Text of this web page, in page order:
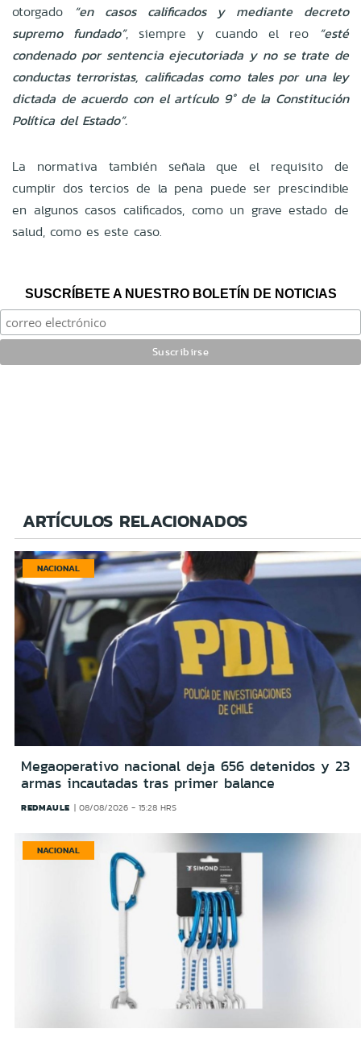
otorgado “en casos calificados y mediante decreto
supremo fundado”, siempre y cuando el reo“esté
condenado por sentencia ejecutoriada y no se trate de
conductas terroristas, calificadas como tales por una ley
dictada de acuerdo con el artículo 9° de la Constitución
Política del Estado”.
La normativa también señala que el requisito de
cumplir dos tercios de la pena puede ser prescindible
en algunos casos calificados, como un grave estado de
salud, como es este caso.
SUSCRÍBETE A NUESTRO BOLETÍN DE NOTICIAS
ARTÍCULOS RELACIONADOS
NACIONAL
Megaoperativo nacional deja 656 detenidos y 23
armas incautadas tras primer balance
REDMAULE 08/08/2026 - 15:28 HRS
NACIONAL